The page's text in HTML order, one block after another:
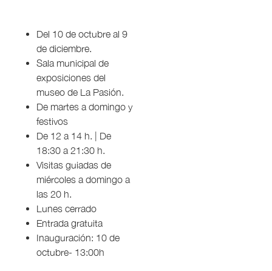
Del 10 de octubre al 9
de diciembre.
Sala municipal de
exposiciones del
museo de La Pasión.
De martes a domingo y
festivos
De 12 a 14 h. | De
18:30 a 21:30 h.
Visitas guiadas de
miércoles a domingo a
las 20 h.
Lunes cerrado
Entrada gratuita
Inauguración: 10 de
octubre- 13:00h